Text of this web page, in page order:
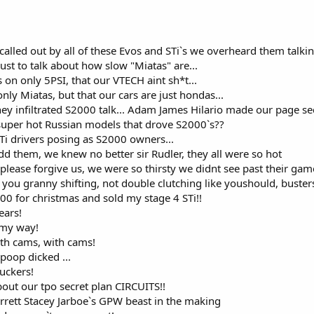
out by all of these Evos and STi`s we overheard them
to talk about how slow "Miatas" are...
only 5PSI, that our VTECH aint sh*t...
Miatas, but that our cars are just hondas...
infiltrated S2000 talk... Adam James Hilario made our page
hot Russian models that drove S2000`s??
drivers posing as S2000 owners...
them, we knew no better sir Rudler, they all were so hot
forgive us, we were so thirsty we didnt see past their
you granny shifting, not double clutching like youshould,
for christmas and sold my stage 4 STi!!
way!
cams, with cams!
dicked ...
our tpo secret plan CIRCUITS!!
Stacey Jarboe`s GPW beast in the making